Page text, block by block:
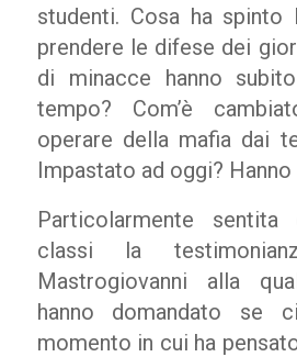
studenti. Cosa ha spinto
prendere le difese dei
di minacce hanno
tempo? Com’è
operare della mafia dai
Impastato ad oggi?
Particolarmente
classi la
Mastrogiovanni alla
hanno domandato se
momento in cui ha